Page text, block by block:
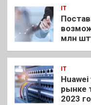
IT
млн
IT
рынке
2023